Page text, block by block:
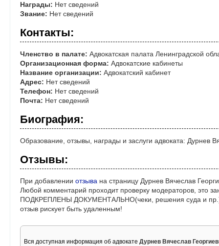
Награды: Нет сведений
Звание: Нет сведений
Контакты:
Членство в палате: Адвокатская палата Ленинградской
Организационная форма: Адвокатские кабинеты
Название организации: Адвокатский кабинет
Адрес: Нет сведений
Телефон: Нет сведений
Почта: Нет сведений
Биография:
Образование, отзывы, награды и заслуги адвоката: Дурнев
Отзывы:
При добавлении отзыва на страницу Дурнев Вячеслав
Любой комментарий проходит проверку модераторов, это
ПОДКРЕПЛЕНЫ ДОКУМЕНТАЛЬНО(чеки, решения суда и пр.)!
отзыв рискует быть удаленным!
Вся доступная информация об адвокате Дурнев Вячеслав